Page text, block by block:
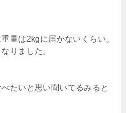
量は2kgに届かないくらい。
りました。
たいと思い聞いてるみると